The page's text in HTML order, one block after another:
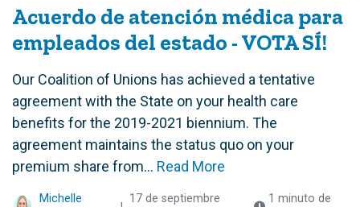
Acuerdo de atención médica para
empleados del estado - VOTA SÍ!
Our Coalition of Unions has achieved a tentative
agreement with the State on your health care
benefits for the 2019-2021 biennium. The
agreement maintains the status quo on your
premium share from... Read More
Michelle
17 de septiembre
1 minuto de